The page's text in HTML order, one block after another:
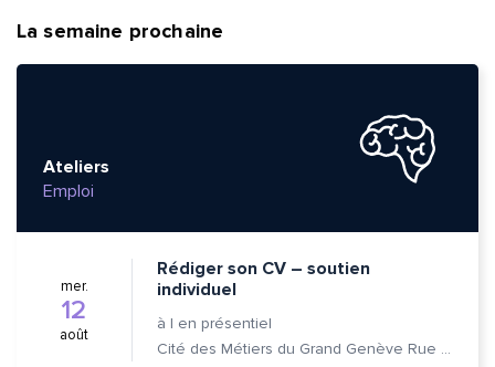
La semaine prochaine
Ateliers
Emploi
mer.
12
août
Rédiger son CV – soutien
individuel
à | en présentiel
Cité des Métiers du Grand Genève Rue Prévost-Martin 6 1205 Genève